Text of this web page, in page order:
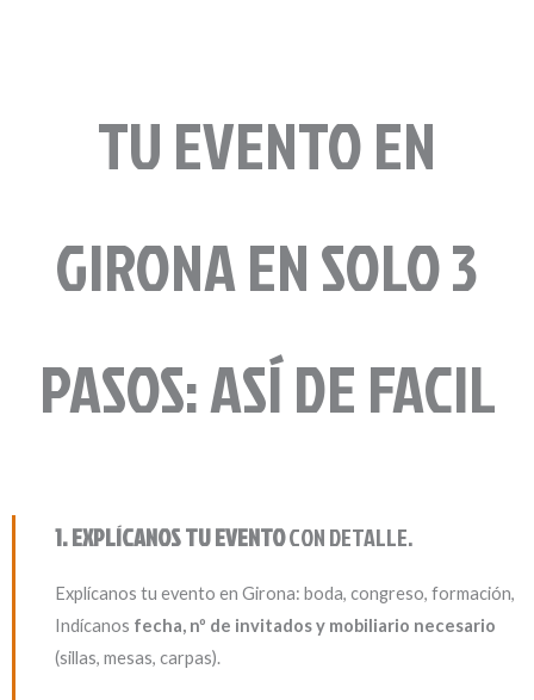
TU EVENTO EN
GIRONA EN SOLO 3
PASOS: ASÍ DE FACIL
1. EXPLÍCANOS TU EVENTOCON DETALLE.
Explícanos tu evento en Girona: boda, congreso, formación,
Indícanos fecha, nº de invitados y mobiliario necesario
(sillas, mesas, carpas).